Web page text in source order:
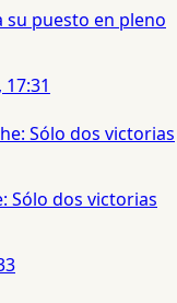
su puesto en pleno
Sólo dos victorias